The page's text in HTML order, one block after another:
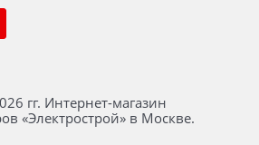
гг. Интернет-магазин
«Электрострой» в Москве.